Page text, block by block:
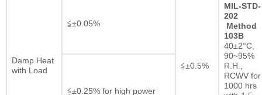
Damp Heat
with Load
≦±0.05%
≦±0.5%
MIL-STD-
202
Method
103B
40±2°C,
90~95%
R.H.,
RCWV for
1000 hrs
≦±0.25% for high power